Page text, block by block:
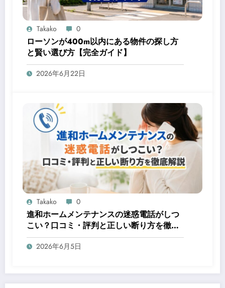
Takako 0
ローソンが400m以内にある物件の探し方
と賢い選び方【完全ガイド】
2026年6月22日
Takako 0
進和ホームメンテナンスの迷惑電話がしつ
こい？口コミ・評判と正しい断り方を徹底
解説
2026年6月5日